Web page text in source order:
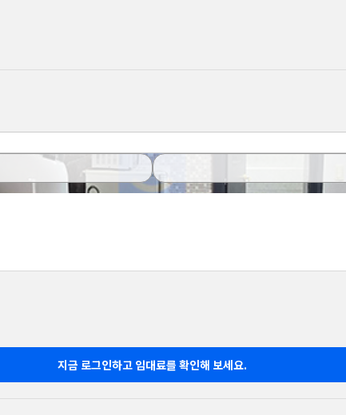
지금 로그인하고 임대료를 확인해 보세요.